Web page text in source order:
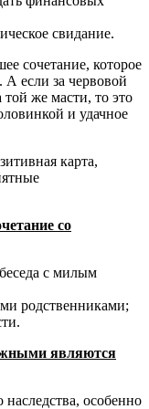
свидание.
сочетание, которое
если за червовой
той же масти, то это
и удачное
карта,
со
с милым
родственниками;
являются
особенно